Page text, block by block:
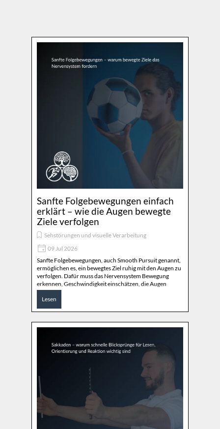
Sanfte Folgebewegungen einfach
erklärt – wie die Augen bewegte
Ziele verfolgen
Sehstörungen und visuelle Verarbeitung
09 Jul 2026
Sanfte Folgebewegungen, auch Smooth Pursuit genannt,
ermöglichen es, ein bewegtes Ziel ruhig mit den Augen zu
verfolgen. Dafür muss das Nervensystem Bewegung
erkennen, Geschwindigkeit einschätzen, die Augen
präzise steuern und Abweichungen laufend korrigieren.
Funktioniert diese Blickfolge nicht effizient, können
Sport, Verkehr, Bildschirmbewegungen oder bewegte
Lesen